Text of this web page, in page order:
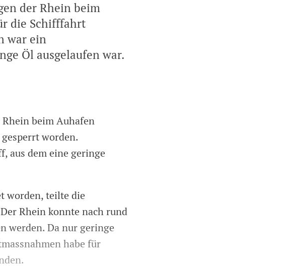
der Rhein beim
die Schifffahrt
war ein
Öl ausgelaufen war.
beim Auhafen
worden.
aus dem eine geringe
worden, teilte die
Rhein konnte nach rund
werden. Da nur geringe
habe für